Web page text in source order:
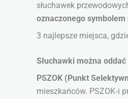
słuchawek
oznaczonego symbolem
3 najlepsze miejsca,
Słuchawki można oddać
PSZOK (Punkt
mieszkańców. PSZOK‑i